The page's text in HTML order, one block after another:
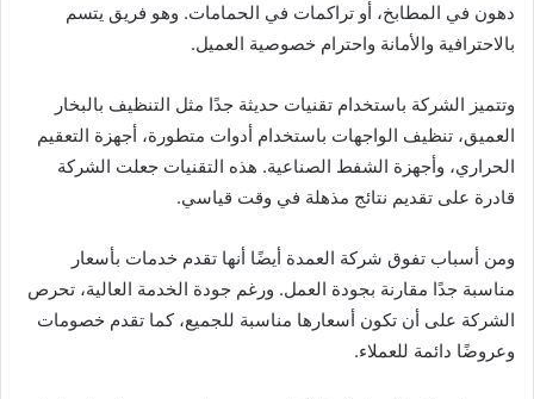
دهون في المطابخ، أو تراكمات في الحمامات. وهو فريق يتسم
بالاحترافية والأمانة واحترام خصوصية العميل.
وتتميز الشركة باستخدام تقنيات حديثة جدًا مثل التنظيف بالبخار
العميق، تنظيف الواجهات باستخدام أدوات متطورة، أجهزة التعقيم
الحراري، وأجهزة الشفط الصناعية. هذه التقنيات جعلت الشركة
قادرة على تقديم نتائج مذهلة في وقت قياسي.
ومن أسباب تفوق شركة العمدة أيضًا أنها تقدم خدمات بأسعار
مناسبة جدًا مقارنة بجودة العمل. ورغم جودة الخدمة العالية، تحرص
الشركة على أن تكون أسعارها مناسبة للجميع، كما تقدم خصومات
وعروضًا دائمة للعملاء.